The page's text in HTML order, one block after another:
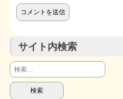
サイト内検索
検
索: